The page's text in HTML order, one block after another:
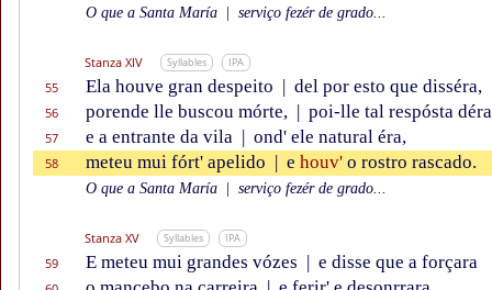
O que a Santa María serviço fezér de grado...
Stanza XIV Syllables IPA
55 Ela houve gran despeito | del por esto que disséra,
56 porende lle buscou mórte, | poi-lle tal respósta
57 e a entrante da vila | ond' ele natural éra,
58 meteu mui fórt' apelido | e houv' o rostro rascado.
O que a Santa María serviço fezér de grado...
Stanza XV Syllables IPA
59 E meteu mui grandes vózes | e disse que a forçara